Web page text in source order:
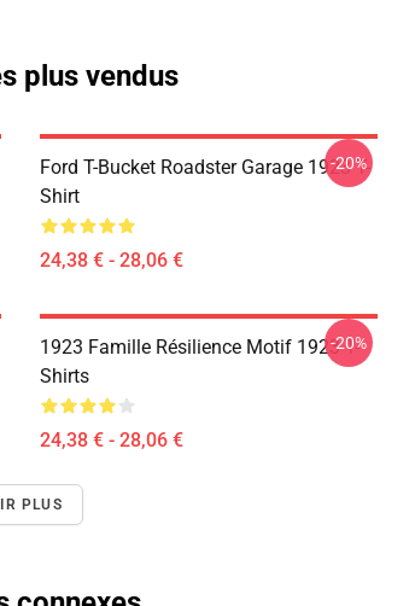
plus vendus
Ford T-Bucket Roadster Garage 1923 T-
Shirt
24,38 € - 28,06 €
-20%
1923 Famille Résilience Motif 1923 T-
Shirts
24,38 € - 28,06 €
-20%
PLUS